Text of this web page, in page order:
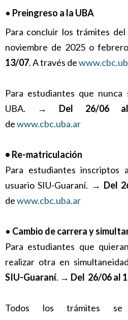
• Preingreso a la UBA
Para concluir los trámites
noviembre de 2025 o
13/07. A través de
Para estudiantes que
UBA. → Del 26/06
dewww.cbc.uba.ar
• Re-matriculación
Para estudiantes inscriptos
usuario SIU-Guaraní. → Del
dewww.cbc.uba.ar
• Cambio de carrera y
Para estudiantes que
realizar otra en
SIU-Guaraní. → Del 26/06 al
Todos los trámites